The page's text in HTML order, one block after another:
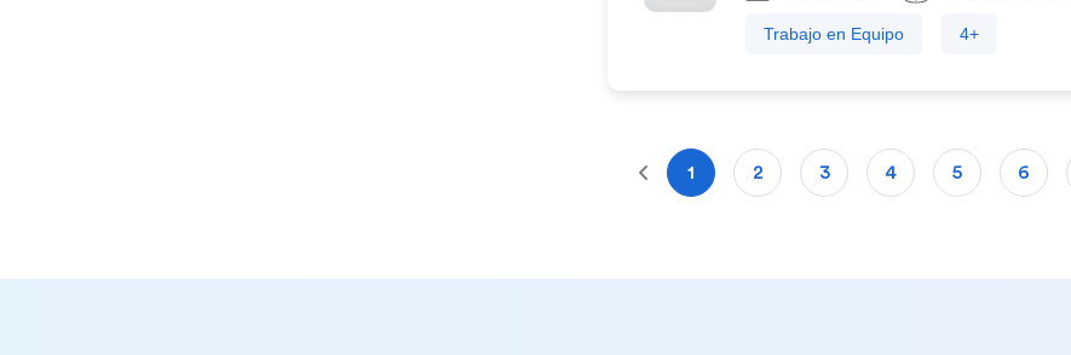
Trabajo en Equipo 4+
« Previa
1 2 3 4 5 6